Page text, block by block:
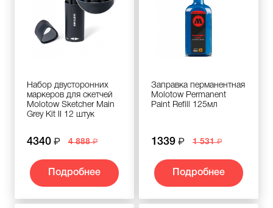
Набор двусторонних
маркеров для скетчей
Molotow Sketcher Main
Grey Kit II 12 штук
4340 4 888
Подробнее
Заправка перманентная
Molotow Permanent
Paint Refill 125мл
1339 1 531
Подробнее